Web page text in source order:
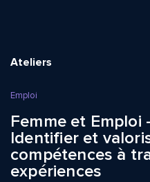
Ateliers
Emploi
Femme et Emploi
Identifier et
compétences à
expériences